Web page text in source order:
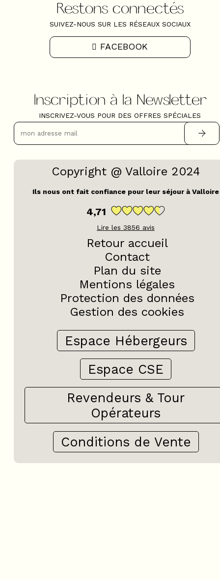
Restons connectés
SUIVEZ-NOUS SUR LES RÉSEAUX SOCIAUX
FACEBOOK
Inscription à la Newsletter
INSCRIVEZ-VOUS POUR DES OFFRES SPÉCIALES
Copyright @ Valloire 2024
Ils nous ont fait confiance pour leur séjour à Valloire
4,71
Lire les 3856 avis
Retour accueil
Contact
Plan du site
Mentions légales
Protection des données
Gestion des cookies
Espace Hébergeurs
Espace CSE
Revendeurs & Tour
Opérateurs
Conditions de Vente